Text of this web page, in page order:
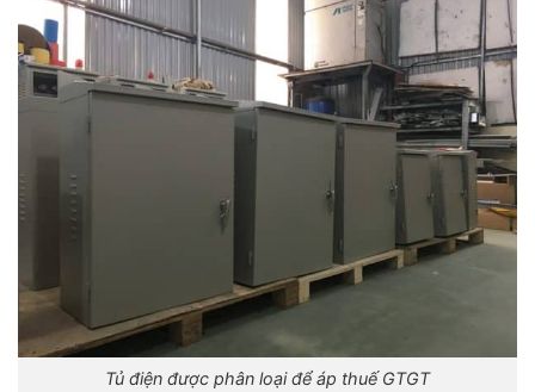
Tủ điện được phân loại để áp thuế GTGT